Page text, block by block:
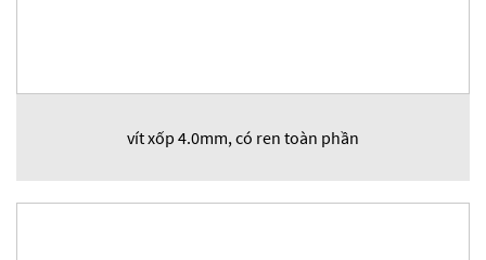
vít xốp 4.0mm, có ren toàn phần